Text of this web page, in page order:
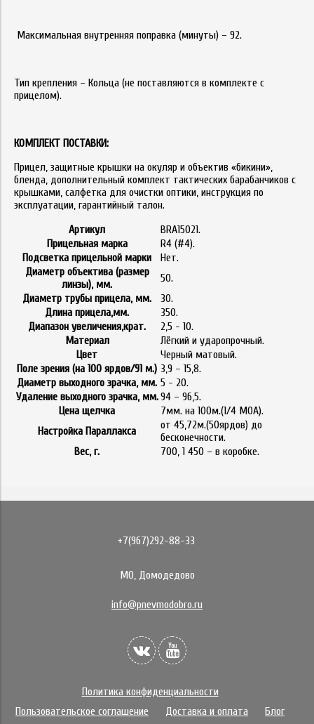
Максимальная внутренняя поправка (минуты) – 92.
Тип крепления – Кольца (не поставляются в комплекте с
прицелом).
КОМПЛЕКТ ПОСТАВКИ:
Прицел, защитные крышки на окуляр и объектив «бикини»,
бленда, дополнительный комплект тактических барабанчиков с
крышками, салфетка для очистки оптики, инструкция по
эксплуатации, гарантийный талон.
Артикул
BRA15021.
Прицельная марка
R4 (#4).
Подсветка прицельной марки
Нет.
Диаметр объектива (размер
линзы), мм.
50.
Диаметр трубы прицела, мм.
30.
Длина прицела,мм.
350.
Диапазон увеличения,крат.
2,5 - 10.
Материал
Лёгкий и ударопрочный.
Цвет
Черный матовый.
Поле зрения (на 100 ярдов/91 м.) 3,9 – 15,8.
Диаметр выходного зрачка, мм. 5 - 20.
Удаление выходного зрачка, мм.94 – 96,5.
Цена щелчка
7мм. на 100м.(1/4 MOA).
Настройка Параллакса
от 45,72м.(50ярдов) до
бесконечности.
Вес, г.
700, 1 450 – в коробке.
+7(967)292-88-33
МО, Домодедово
info@pnevmodobro.ru
Политика конфиденциальности
Пользовательское соглашение
Доставка и оплата Блог